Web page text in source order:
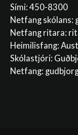
Sími: 450-8300
Netfang skólans:
Netfang ritara:
Heimilisfang:
Skólastjóri:
Netfang: